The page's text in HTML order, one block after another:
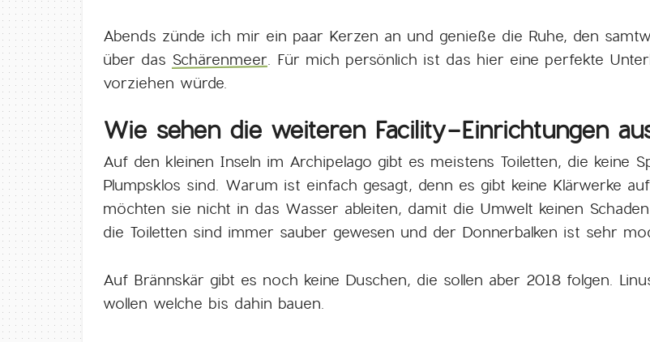
Abends zünde ich mir ein paar Kerzen an und genieße die Ruhe, den
über das Schärenmeer. Für mich persönlich ist das hier eine perfekte
vorziehen würde.
Wie sehen die weiteren Facility-Einrichtungen
Auf den kleinen Inseln im Archipelago gibt es meistens Toiletten, die keine
Plumpsklos sind. Warum ist einfach gesagt, denn es gibt keine Klärwerke
möchten sie nicht in das Wasser ableiten, damit die Umwelt keinen
die Toiletten sind immer sauber gewesen und der Donnerbalken ist sehr
Auf Brännskär gibt es noch keine Duschen, die sollen aber 2018 folgen.
wollen welche bis dahin bauen.